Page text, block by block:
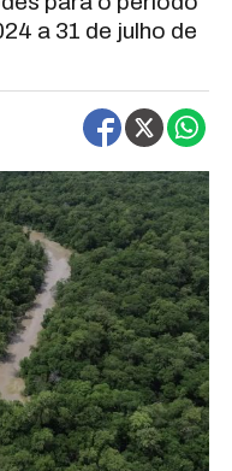
a 31 de julho de